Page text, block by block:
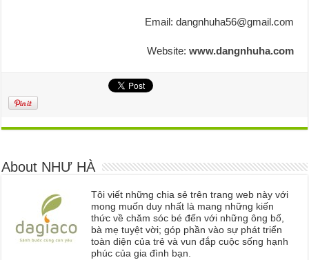
Email: dangnhuha56@gmail.com
Website: www.dangnhuha.com
About NHƯ HÀ
Tôi viết những chia sẻ trên trang web này với
mong muốn duy nhất là mang những kiến
thức về chăm sóc bé đến với những ông bố,
bà mẹ tuyệt vời; góp phần vào sự phát triển
toàn diện của trẻ và vun đắp cuộc sống hạnh
phúc của gia đình bạn.